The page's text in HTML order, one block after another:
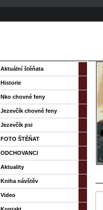
Aktuální štěňata
Historie
Nko chovné feny
Jezevčík chovné feny
Jezevčík psi
FOTO ŠTĚŇAT
ODCHOVANCI
Aktuality
Kniha návštěv
Video